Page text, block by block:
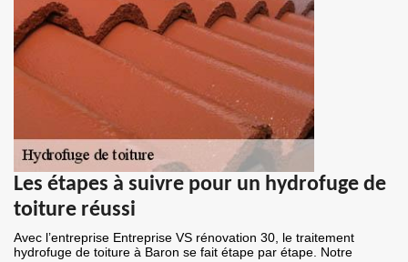
Les étapes à suivre pour un hydrofuge de
toiture réussi
Avec l’entreprise Entreprise VS rénovation 30, le traitement
hydrofuge de toiture à Baron se fait étape par étape. Notre